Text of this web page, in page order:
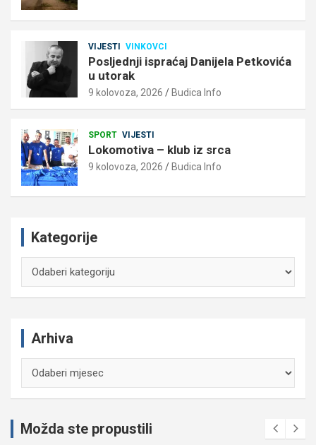
VIJESTI VINKOVCI
Posljednji ispraćaj Danijela Petkovića
u utorak
9 kolovoza, 2026 Budica Info
SPORT VIJESTI
Lokomotiva – klub iz srca
9 kolovoza, 2026 Budica Info
Kategorije
Arhiva
Možda ste propustili